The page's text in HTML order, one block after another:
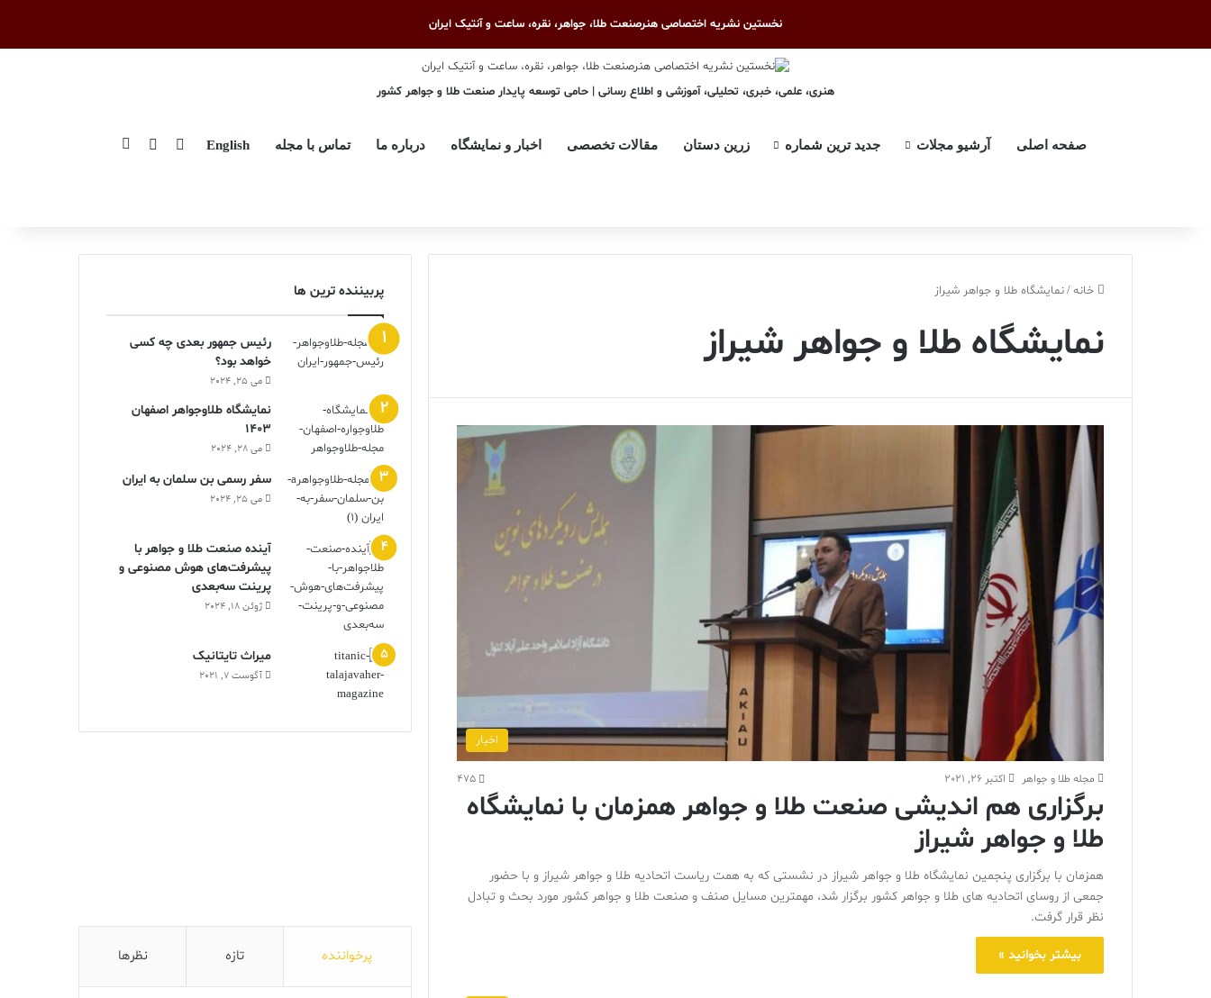
نخستین نشریه اختصاصی هنرصنعت طلا، جواهر، نقره، ساعت و آنتیک ایران
هنری، علمی، خبری، تحلیلی، آموزشی و اطلاع رسانی | حامی توسعه پایدار صنعت طلا و جواهر کشور
صفحه اصلی آرشیو مجلات جدید ترین شماره زرین دستان مقالات تخصصی اخبار و نمایشگاه درباره ما تماس با مجله English اینستاگرام
تلگرام
خانه/نمایشگاه طلا و جواهر شیراز
نمایشگاه طلا و جواهر شیراز
اخبار
مجله طلا و جواهر اکتبر 26, 2021 475
برگزاری هم اندیشی صنعت طلا و جواهر همزمان با نمایشگاه
طلا و جواهر شیراز
همزمان با برگزاری پنجمین نمایشگاه طلا و جواهر شیراز در نشستی که به همت ریاست اتحادیه طلا و جواهر شیراز و با حضور
جمعی از روسای اتحادیه های طلا و جواهر کشور برگزار شد، مهمترین مسایل صنف و صنعت طلا و جواهر کشور مورد بحث و تبادل
نظر قرار گرفت.
بیشتر بخوانید »
پربیننده ترین ها
رئیس جمهور بعدی چه کسی
خواهد بود؟
می 25, 2024
نمایشگاه طلاوجواهر اصفهان
1403
می 28, 2024
سفر رسمی بن سلمان به ایران
می 25, 2024
آینده صنعت طلا و جواهر با
پیشرفت‌های هوش مصنوعی و
پرینت سه‌بعدی
ژوئن 18, 2024
ميراث تايتانيک
آگوست 7, 2021
پرخواننده تازه نظرها